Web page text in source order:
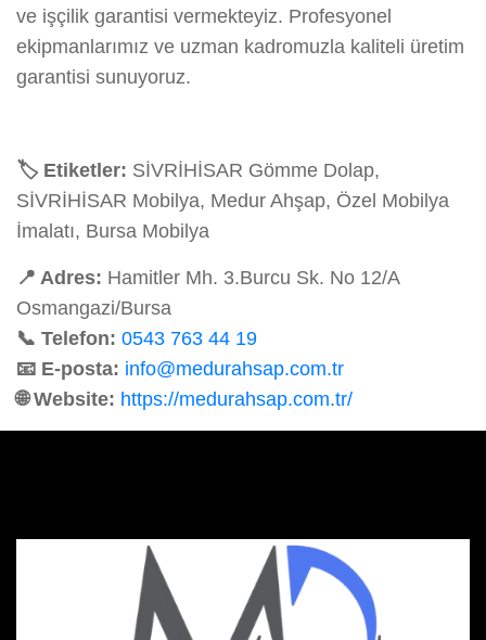
ve işçilik garantisi vermekteyiz. Profesyonel
ekipmanlarımız ve uzman kadromuzla kaliteli üretim
garantisi sunuyoruz.
🏷️ Etiketler: SİVRİHİSAR Gömme Dolap,
SİVRİHİSAR Mobilya, Medur Ahşap, Özel Mobilya
İmalatı, Bursa Mobilya
📍 Adres: Hamitler Mh. 3.Burcu Sk. No 12/A
Osmangazi/Bursa
📞 Telefon: 0543 763 44 19
📧 E-posta: info@medurahsap.com.tr
🌐 Website: https://medurahsap.com.tr/